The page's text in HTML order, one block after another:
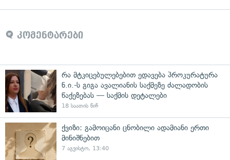
კომენტარები
რა მტკიცებულებებით ედავება პროკურატურა
ნ.ი.-ს გიგა ავალიანის საქმეზე ძალადობის
წაქეზებას — საქმის დეტალები
18 საათის წინ
ქვიზი: გამოიცანი ცნობილი ადამიანი ერთი
მინიშნებით
7 აგვისტო, 13:40